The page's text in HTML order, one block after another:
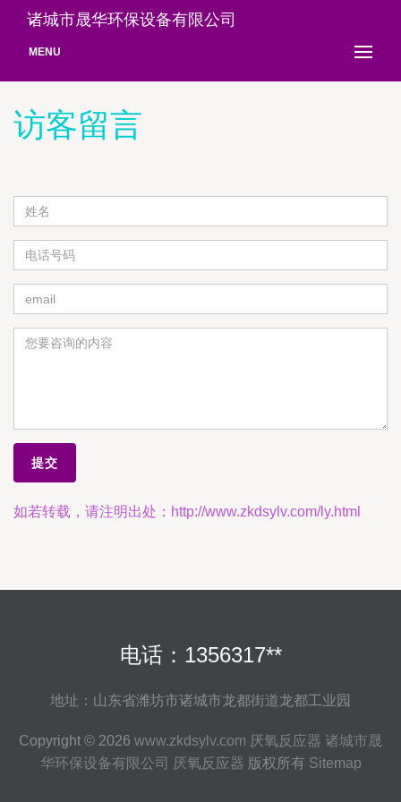
诸城市晟华环保设备有限公司
MENU
访客留言
如若转载，请注明出处：http://www.zkdsylv.com/ly.html
电话：1356317**
地址：山东省潍坊市诸城市龙都街道龙都工业园
Copyright © 2026 www.zkdsylv.com 厌氧反应器 诸城市晟
华环保设备有限公司 厌氧反应器 版权所有 Sitemap